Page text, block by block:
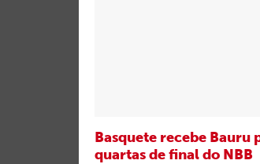
Basquete recebe Bauru
quartas de final do NBB